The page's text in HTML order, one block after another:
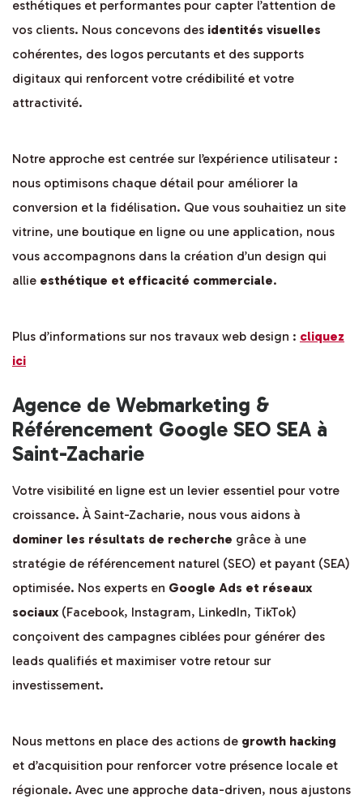
esthétiques et performantes pour capter l’attention de
vos clients. Nous concevons des identités visuelles
cohérentes, des logos percutants et des supports
digitaux qui renforcent votre crédibilité et votre
attractivité.
Notre approche est centrée sur l’expérience utilisateur :
nous optimisons chaque détail pour améliorer la
conversion et la fidélisation. Que vous souhaitiez un site
vitrine, une boutique en ligne ou une application, nous
vous accompagnons dans la création d’un design qui
allie esthétique et efficacité commerciale.
Plus d’informations sur nos travaux web design : cliquez
ici
Agence de Webmarketing &
Référencement Google SEO SEA à
Saint-Zacharie
Votre visibilité en ligne est un levier essentiel pour votre
croissance. À Saint-Zacharie, nous vous aidons à
dominer les résultats de recherche grâce à une
stratégie de référencement naturel (SEO) et payant (SEA)
optimisée. Nos experts en Google Ads et réseaux
sociaux (Facebook, Instagram, LinkedIn, TikTok)
conçoivent des campagnes ciblées pour générer des
leads qualifiés et maximiser votre retour sur
investissement.
Nous mettons en place des actions de growth hacking
et d’acquisition pour renforcer votre présence locale et
régionale. Avec une approche data-driven, nous ajustons